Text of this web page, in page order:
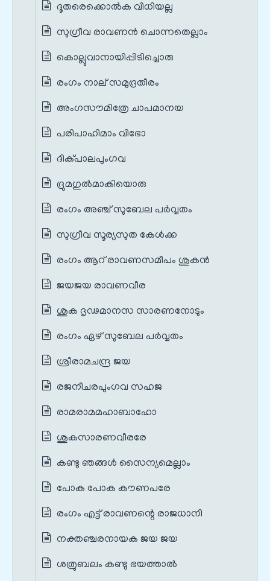
ദൂതരെക്കൊൽക വിധിയല്ല
സുഗ്രീവ രാവണൻ ചൊന്നതെല്ലാം
കൊല്ലുവാനായിപ്പിടിച്ചൊരു
രംഗം നാല് സമുദ്രതീരം
അംഗസൗമിത്രേ ചാപമാനയ
പരിപാഹിമാം വിഭോ
ദിക്പാലപുംഗവ
ദ്രുമഗുൽമാകിയൊരു
രംഗം അഞ്ച് സുബേല പർവ്വതം
സുഗ്രീവ സൂര്യസുത കേൾക്ക
രംഗം ആറ് രാവണസമീപം ശുകൻ
ജയജയ രാവണവീര
ശുക ദൃഢമാനസ സാരണനോടും
രംഗം ഏഴ് സുബേല പർവ്വതം
ശ്രീരാമചന്ദ്ര ജയ
രജനീചരപുംഗവ സഹജ
രാമരാമമഹാബാഹോ
ശുകസാരണവീരരേ
കണ്ടു ഞങ്ങൾ സൈന്യമെല്ലാം
പോക പോക കൗണപരേ
രംഗം എട്ട് രാവണന്റെ രാജധാനി
നക്തഞ്ചരനായക ജയ ജയ
ശത്രുബലം കണ്ടു ഭയത്താൽ